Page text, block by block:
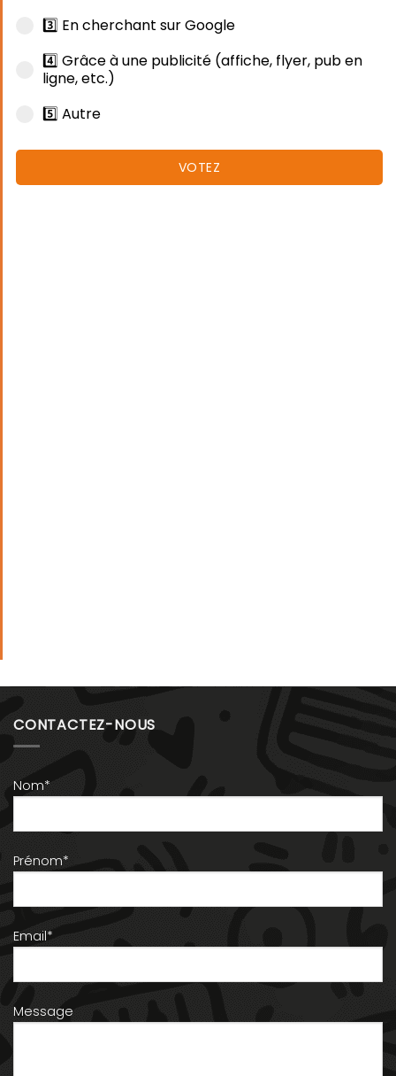
3️⃣ En cherchant sur Google
4️⃣ Grâce à une publicité (affiche, flyer, pub en
ligne, etc.)
5️⃣ Autre
VOTEZ
CONTACTEZ-NOUS
Nom*
Prénom*
Email*
Message